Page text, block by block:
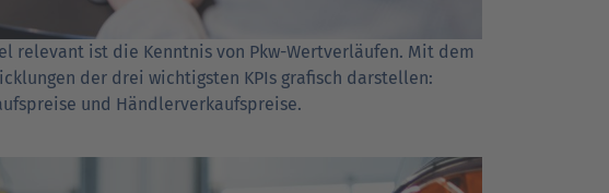
relevant ist die Kenntnis von Pkw-Wertverläufen. Mit dem
der drei wichtigsten KPIs grafisch darstellen:
und Händlerverkaufspreise.